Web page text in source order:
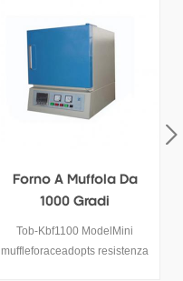
Forno A Muffola Da
1000 Gradi
Tob-Kbf1100 ModelMini
muffleforaceadopts resistenza